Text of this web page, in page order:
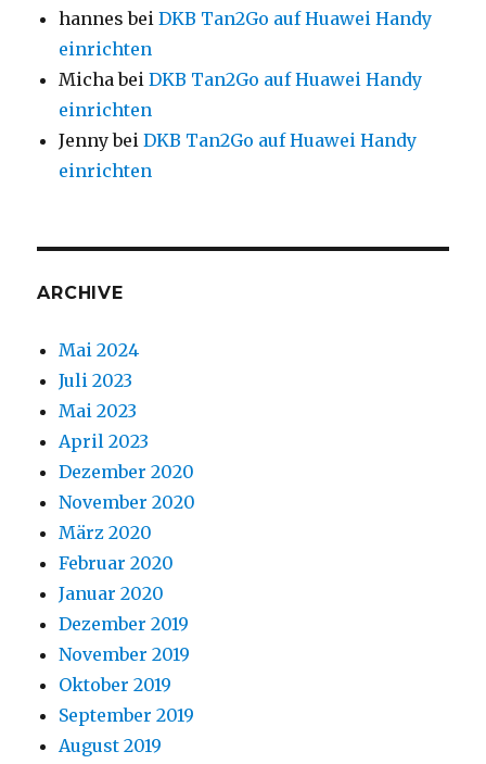
hannes beiDKB Tan2Go auf Huawei Handy
einrichten
MichabeiDKB Tan2Go auf Huawei Handy
einrichten
JennybeiDKB Tan2Go auf Huawei Handy
einrichten
ARCHIVE
Mai 2024
Juli 2023
Mai 2023
April 2023
Dezember 2020
November 2020
März 2020
Februar 2020
Januar 2020
Dezember 2019
November 2019
Oktober 2019
September 2019
August 2019